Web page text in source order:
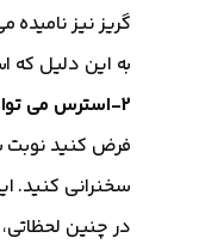
گریز نیز
به این دلیل که
2-استرس می تواند به شما کمک کند با یک لحظه بزرگ روبرو شوید.
فرض کنید نوبت
سخنرانی کنید.
در چنین